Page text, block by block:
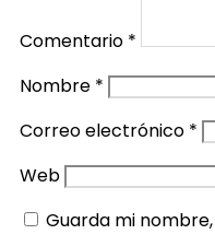
Comentario *
Nombre *
Correo electrónico *
Web
Guarda mi